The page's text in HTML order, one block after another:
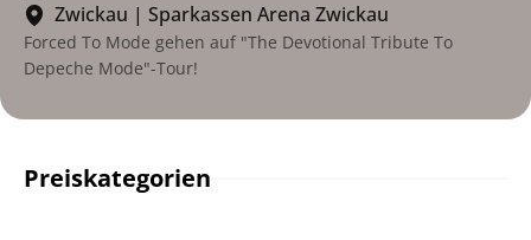
Zwickau | Sparkassen Arena Zwickau
Forced To Mode gehen auf "The Devotional Tribute To
Depeche Mode"-Tour!
Preiskategorien